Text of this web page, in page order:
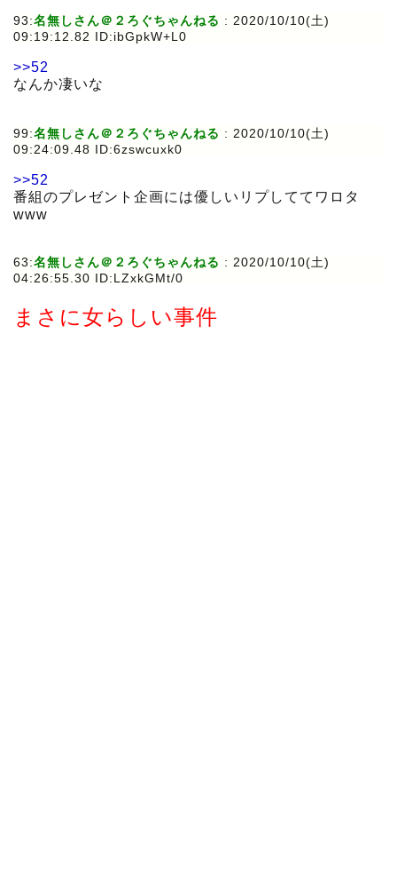
93:名無しさん＠２ろぐちゃんねる : 2020/10/10(土)
09:19:12.82 ID:ibGpkW+L0
>>52
なんか凄いな
99:名無しさん＠２ろぐちゃんねる : 2020/10/10(土)
09:24:09.48 ID:6zswcuxk0
>>52
番組のプレゼント企画には優しいリプしててワロタ
www
63:名無しさん＠２ろぐちゃんねる : 2020/10/10(土)
04:26:55.30 ID:LZxkGMt/0
まさに女らしい事件